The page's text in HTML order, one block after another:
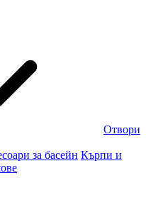
Отвори
за басейн Кърпи и